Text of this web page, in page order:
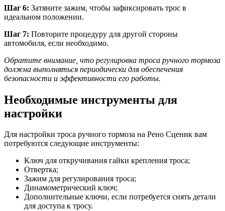
Шаг 6: Затяните зажим, чтобы зафиксировать трос в
идеальном положении.
Шаг 7: Повторите процедуру для другой стороны
автомобиля, если необходимо.
Обратите внимание, что регулировка троса ручного тормоза
должна выполняться периодически для обеспечения
безопасности и эффективности его работы.
Необходимые инструменты для
настройки
Для настройки троса ручного тормоза на Рено Сценик вам
потребуются следующие инструменты:
Ключ для откручивания гайки крепления троса;
Отвертка;
Зажим для регулирования троса;
Динамометрический ключ;
Дополнительные ключи, если потребуется снять детали
для доступа к тросу.